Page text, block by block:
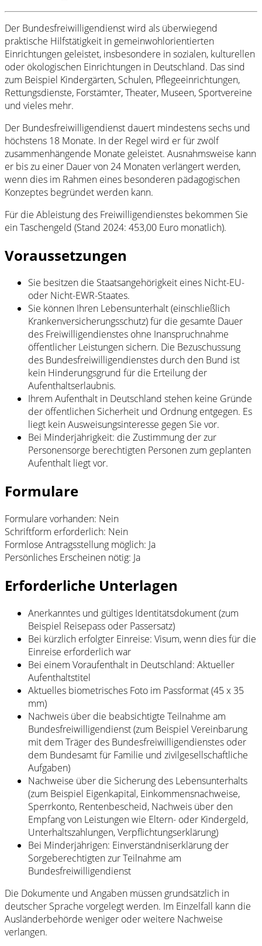
Der Bundesfreiwilligendienst wird als überwiegend
praktische Hilfstätigkeit in gemeinwohlorientierten
Einrichtungen geleistet, insbesondere in sozialen, kulturellen
oder ökologischen Einrichtungen in Deutschland. Das sind
zum Beispiel Kindergärten, Schulen, Pflegeeinrichtungen,
Rettungsdienste, Forstämter, Theater, Museen, Sportvereine
und vieles mehr.
Der Bundesfreiwilligendienst dauert mindestens sechs und
höchstens 18 Monate. In der Regel wird er für zwölf
zusammenhängende Monate geleistet. Ausnahmsweise kann
er bis zu einer Dauer von 24 Monaten verlängert werden,
wenn dies im Rahmen eines besonderen pädagogischen
Konzeptes begründet werden kann.
Für die Ableistung des Freiwilligendienstes bekommen Sie
ein Taschengeld (Stand 2024: 453,00 Euro monatlich).
Voraussetzungen
Sie besitzen die Staatsangehörigkeit eines Nicht-EU-
oder Nicht-EWR-Staates.
Sie können Ihren Lebensunterhalt (einschließlich
Krankenversicherungsschutz) für die gesamte Dauer
des Freiwilligendienstes ohne Inanspruchnahme
öffentlicher Leistungen sichern. Die Bezuschussung
des Bundesfreiwilligendienstes durch den Bund ist
kein Hinderungsgrund für die Erteilung der
Aufenthaltserlaubnis.
Ihrem Aufenthalt in Deutschland stehen keine Gründe
der öffentlichen Sicherheit und Ordnung entgegen. Es
liegt kein Ausweisungsinteresse gegen Sie vor.
Bei Minderjährigkeit: die Zustimmung der zur
Personensorge berechtigten Personen zum geplanten
Aufenthalt liegt vor.
Formulare
Formulare vorhanden: Nein
Schriftform erforderlich: Nein
Formlose Antragsstellung möglich: Ja
Persönliches Erscheinen nötig: Ja
Erforderliche Unterlagen
Anerkanntes und gültiges Identitätsdokument (zum
Beispiel Reisepass oder Passersatz)
Bei kürzlich erfolgter Einreise: Visum, wenn dies für die
Einreise erforderlich war
Bei einem Voraufenthalt in Deutschland: Aktueller
Aufenthaltstitel
Aktuelles biometrisches Foto im Passformat (45 x 35
mm)
Nachweis über die beabsichtigte Teilnahme am
Bundesfreiwilligendienst (zum Beispiel Vereinbarung
mit dem Träger des Bundesfreiwilligendienstes oder
dem Bundesamt für Familie und zivilgesellschaftliche
Aufgaben)
Nachweise über die Sicherung des Lebensunterhalts
(zum Beispiel Eigenkapital, Einkommensnachweise,
Sperrkonto, Rentenbescheid, Nachweis über den
Empfang von Leistungen wie Eltern- oder Kindergeld,
Unterhaltszahlungen, Verpflichtungserklärung)
Bei Minderjährigen: Einverständniserklärung der
Sorgeberechtigten zur Teilnahme am
Bundesfreiwilligendienst
Die Dokumente und Angaben müssen grundsätzlich in
deutscher Sprache vorgelegt werden. Im Einzelfall kann die
Ausländerbehörde weniger oder weitere Nachweise
verlangen.